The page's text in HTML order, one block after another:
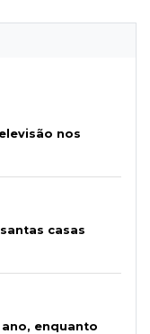
nos
casas
ano, enquanto